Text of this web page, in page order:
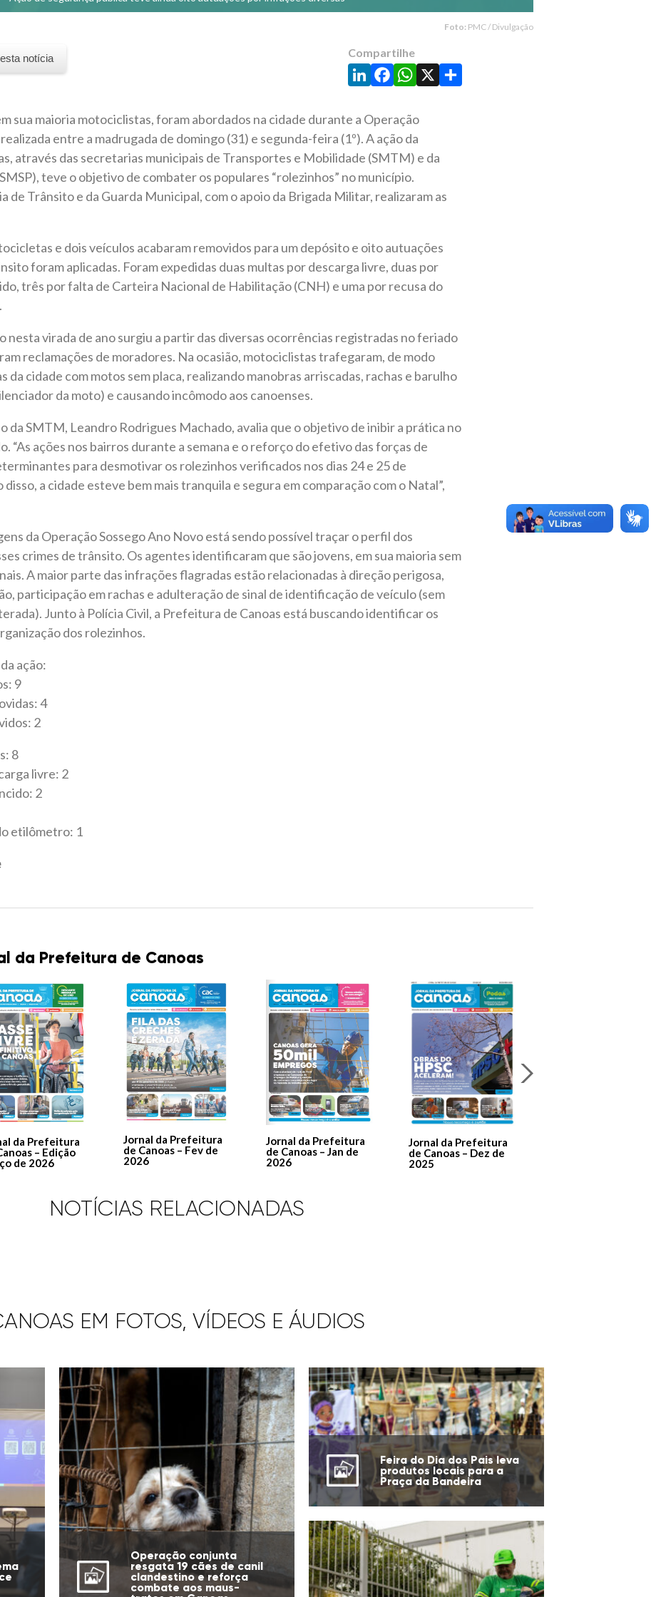
Foto: PMC / Divulgação
notícia Compartilhe
LinkedIn
Facebook
WhatsApp
X Share
sua maioria motociclistas, foram abordados na cidade durante a Operação
entre a madrugada de domingo (31) e segunda-feira (1º). A ação da
através das secretarias municipais de Transportes e Mobilidade (SMTM) e da
teve o objetivo de combater os populares “rolezinhos” no município.
de Trânsito e da Guarda Municipal, com o apoio da Brigada Militar, realizaram as
e dois veículos acabaram removidos para um depósito e oito autuações
foram aplicadas. Foram expedidas duas multas por descarga livre, duas por
três por falta de Carteira Nacional de Habilitação (CNH) e uma por recusa do
nesta virada de ano surgiu a partir das diversas ocorrências registradas no feriado
reclamações de moradores. Na ocasião, motociclistas trafegaram, de modo
da cidade com motos sem placa, realizando manobras arriscadas, rachas e barulho
da moto) e causando incômodo aos canoenses.
da SMTM, Leandro Rodrigues Machado, avalia que o objetivo de inibir a prática no
“As ações nos bairros durante a semana e o reforço do efetivo das forças de
para desmotivar os rolezinhos verificados nos dias 24 e 25 de
disso, a cidade esteve bem mais tranquila e segura em comparação com o Natal”,
da Operação Sossego Ano Novo está sendo possível traçar o perfil dos
crimes de trânsito. Os agentes identificaram que são jovens, em sua maioria sem
A maior parte das infrações flagradas estão relacionadas à direção perigosa,
participação em rachas e adulteração de sinal de identificação de veículo (sem
Junto à Polícia Civil, a Prefeitura de Canoas está buscando identificar os
dos rolezinhos.
ação:
9
4
2
8
livre: 2
2
etilômetro: 1
da Prefeitura de Canoas
da Prefeitura
– Edição
de 2026
Jornal da Prefeitura
de Canoas – Fev de
2026
Jornal da Prefeitura
de Canoas – Jan de
2026
Jornal da Prefeitura
de Canoas – Dez de
2025
NOTÍCIAS RELACIONADAS
EM FOTOS, VÍDEOS E ÁUDIOS
Operação conjunta
resgata 19 cães de canil
clandestino e reforça
combate aos maus-
Feira do Dia dos Pais leva
produtos locais para a
Praça da Bandeira